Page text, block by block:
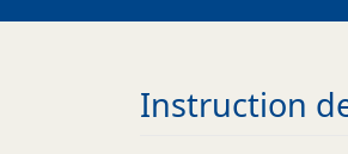
Instruction